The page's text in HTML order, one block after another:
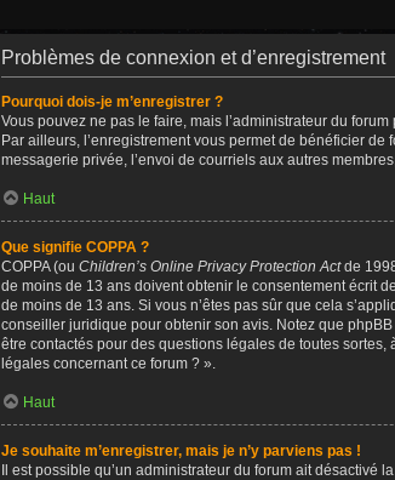
Problèmes de connexion et d’enregistrement
Pourquoi dois-je m’enregistrer ?
Vous pouvez ne pas le faire, mais l’administrateur du
Par ailleurs, l’enregistrement vous permet de bénéficier
messagerie privée, l’envoi de courriels aux autres
Haut
Que signifie COPPA ?
COPPA (ou Children’s Online Privacy Protection Actde
de moins de 13 ans doivent obtenir le consentement écrit
de moins de 13 ans. Si vous n’êtes pas sûr que cela
conseiller juridique pour obtenir son avis. Notez que
être contactés pour des questions légales de toutes
légales concernant ce forum ? ».
Haut
Je souhaite m’enregistrer, mais je n’y parviens pas !
Il est possible qu’un administrateur du forum ait